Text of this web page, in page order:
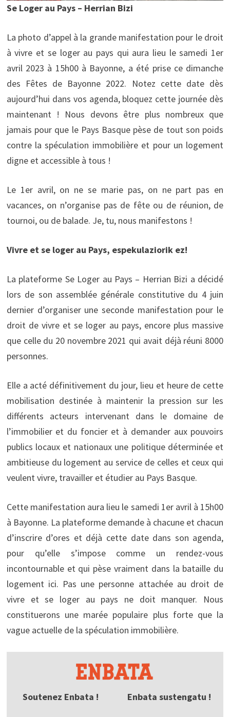
Se Loger au Pays – Herrian Bizi
La photo d’appel à la grande manifestation pour le droit
à vivre et se loger au pays qui aura lieu le samedi 1er
avril 2023 à 15h00 à Bayonne, a été prise ce dimanche
des Fêtes de Bayonne 2022. Notez cette date dès
aujourd’hui dans vos agenda, bloquez cette journée dès
maintenant ! Nous devons être plus nombreux que
jamais pour que le Pays Basque pèse de tout son poids
contre la spéculation immobilière et pour un logement
digne et accessible à tous !
Le 1er avril, on ne se marie pas, on ne part pas en
vacances, on n’organise pas de fête ou de réunion, de
tournoi, ou de balade. Je, tu, nous manifestons !
Vivre et se loger au Pays, espekulaziorik ez!
La plateforme Se Loger au Pays – Herrian Bizi a décidé
lors de son assemblée générale constitutive du 4 juin
dernier d’organiser une seconde manifestation pour le
droit de vivre et se loger au pays, encore plus massive
que celle du 20 novembre 2021 qui avait déjà réuni 8000
personnes.
Elle a acté définitivement du jour, lieu et heure de cette
mobilisation destinée à maintenir la pression sur les
différents acteurs intervenant dans le domaine de
l’immobilier et du foncier et à demander aux pouvoirs
publics locaux et nationaux une politique déterminée et
ambitieuse du logement au service de celles et ceux qui
veulent vivre, travailler et étudier au Pays Basque.
Cette manifestation aura lieu le samedi 1er avril à 15h00
à Bayonne. La plateforme demande à chacune et chacun
d’inscrire d’ores et déjà cette date dans son agenda,
pour qu’elle s’impose comme un rendez-vous
incontournable et qui pèse vraiment dans la bataille du
logement ici. Pas une personne attachée au droit de
vivre et se loger au pays ne doit manquer. Nous
constituerons une marée populaire plus forte que la
vague actuelle de la spéculation immobilière.
Soutenez Enbata ! Enbata sustengatu !